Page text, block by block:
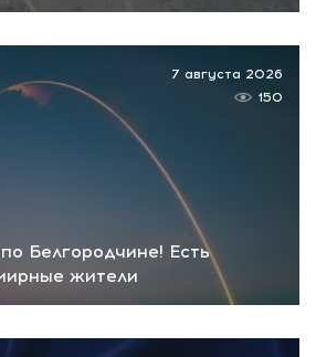
Белгородчине! Есть
жители
7 августа 2026
150